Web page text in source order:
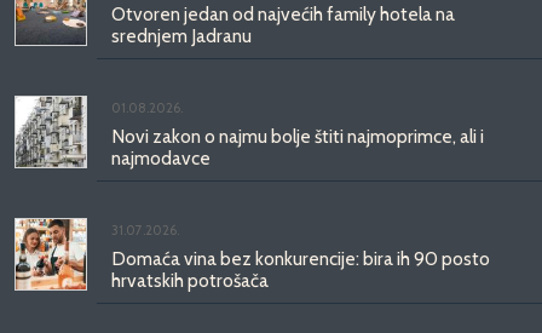
Otvoren jedan od najvećih family hotela na
srednjem Jadranu
01.08.2026.
Novi zakon o najmu bolje štiti najmoprimce, ali i
najmodavce
31.07.2026.
Domaća vina bez konkurencije: bira ih 90 posto
hrvatskih potrošača